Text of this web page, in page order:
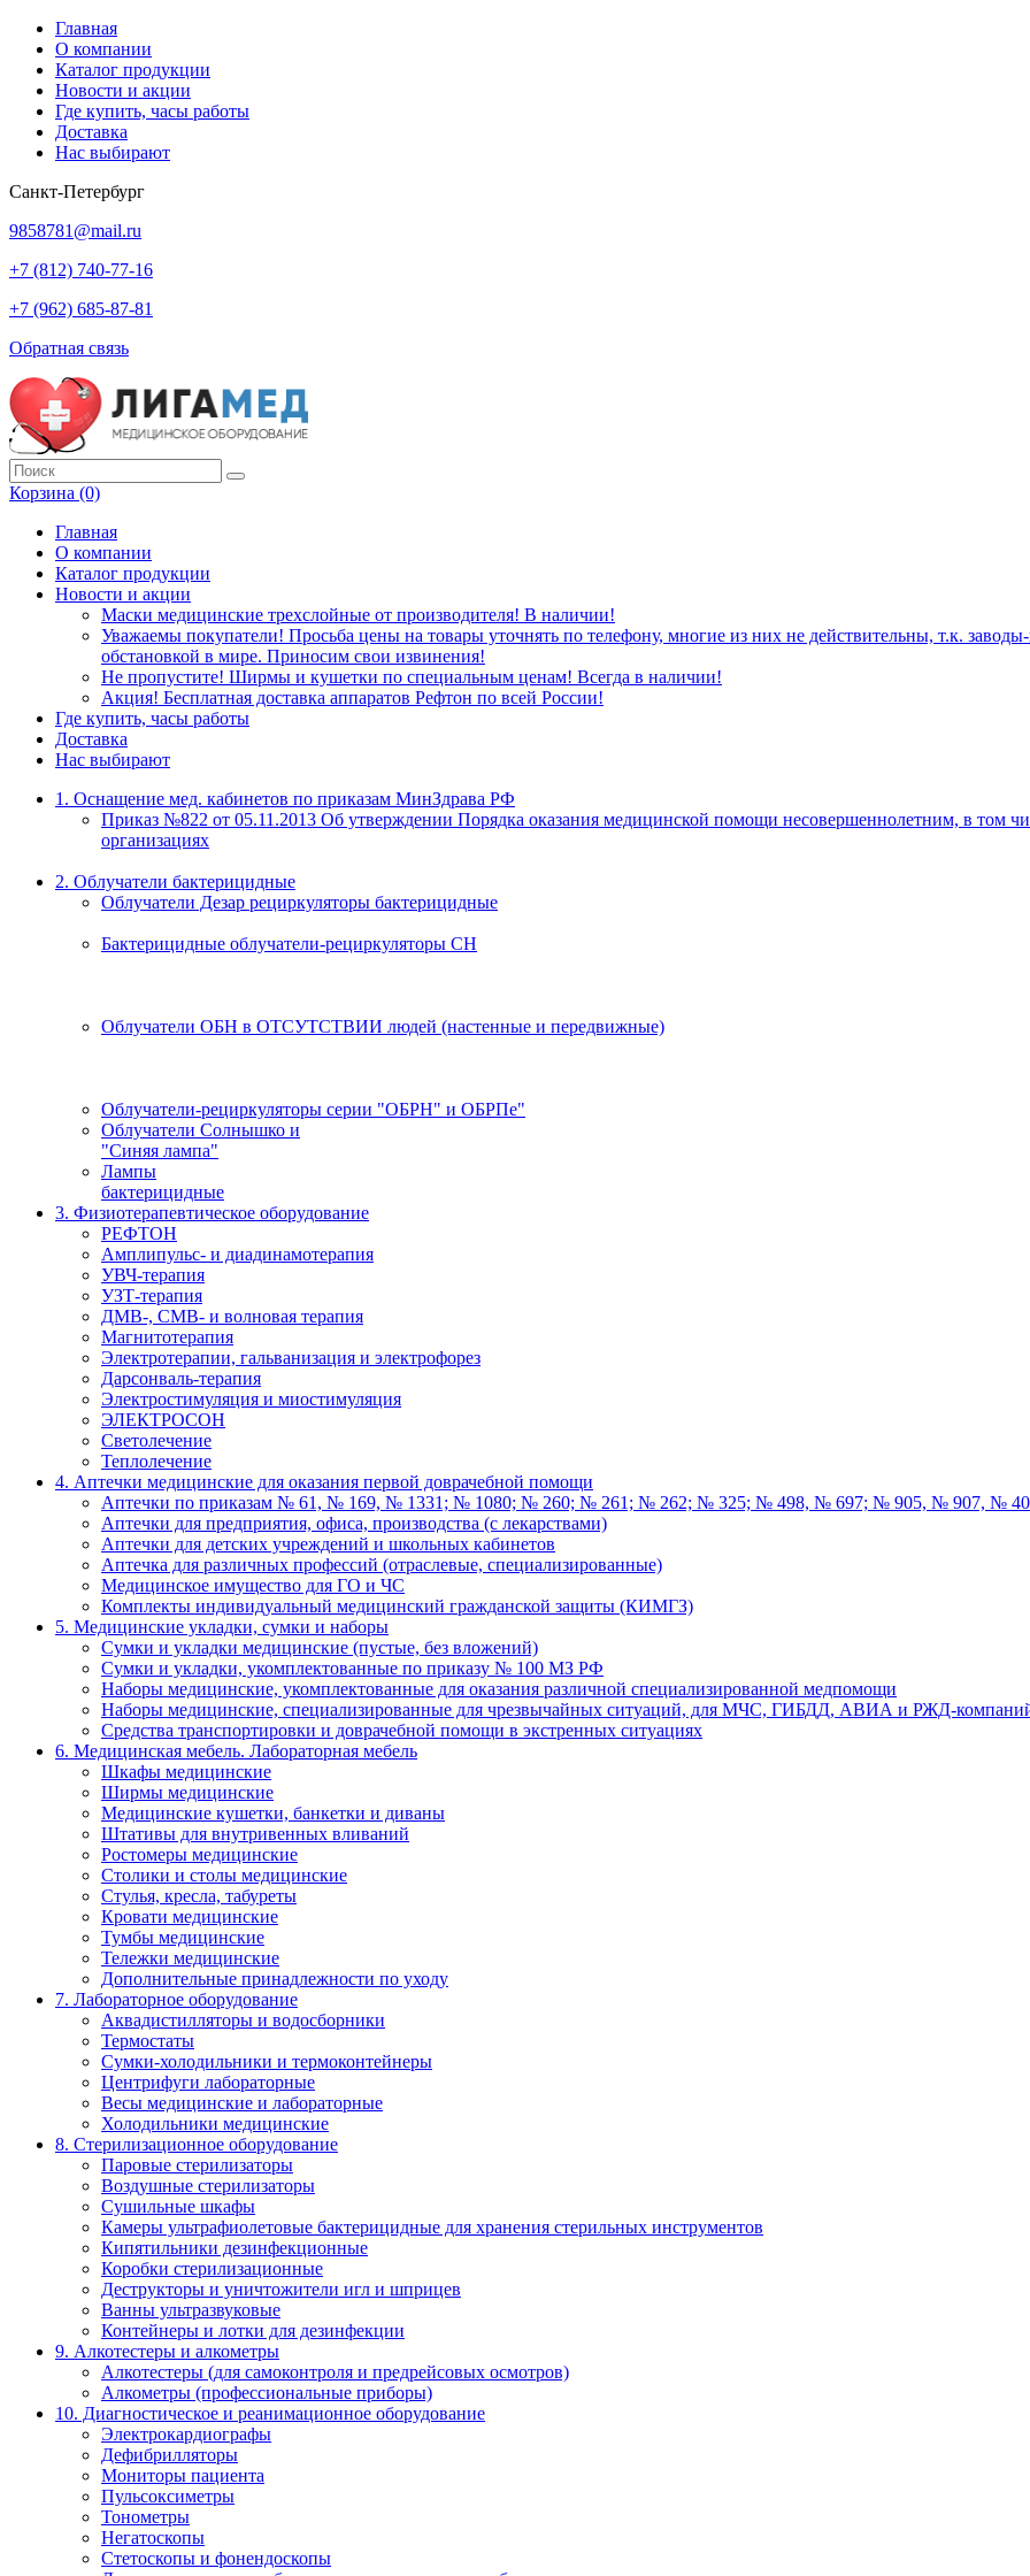
Главная
О компании
Каталог продукции
Новости и акции
Где купить, часы работы
Доставка
Нас выбирают
Санкт-Петербург
9858781@mail.ru
+7 (812) 740-77-16
+7 (962) 685-87-81
Обратная связь
Корзина (0)
Главная
О компании
Каталог продукции
Новости и акции
Маски медицинские трехслойные от производителя! В наличии!
Уважаемы покупатели! Просьба цены на товары уточнять по телефону, многие из них не действительны, т.к.
обстановкой в мире. Приносим свои извинения!
Не пропустите! Ширмы и кушетки по специальным ценам! Всегда в наличии!
Акция! Бесплатная доставка аппаратов Рефтон по всей России!
Где купить, часы работы
Доставка
Нас выбирают
1. Оснащение мед. кабинетов по приказам МинЗдрава РФ
Приказ №822 от 05.11.2013 Об утверждении Порядка оказания медицинской помощи несовершеннолетним, в том
организациях
2. Облучатели бактерицидные
Облучатели Дезар рециркуляторы бактерицидные
Бактерицидные облучатели-рециркуляторы СН
Облучатели ОБН в ОТСУТСТВИИ людей (настенные и передвижные)
Облучатели-рециркуляторы серии "ОБРН" и ОБРПе"
Облучатели Солнышко и
"Синяя лампа"
Лампы
бактерицидные
3. Физиотерапевтическое оборудование
РЕФТОН
Амплипульс- и диадинамотерапия
УВЧ-терапия
УЗТ-терапия
ДМВ-, СМВ- и волновая терапия
Магнитотерапия
Электротерапии, гальванизация и электрофорез
Дарсонваль-терапия
Электростимуляция и миостимуляция
ЭЛЕКТРОСОН
Светолечение
Теплолечение
4. Аптечки медицинские для оказания первой доврачебной помощи
Аптечки по приказам № 61, № 169, № 1331; № 1080; № 260; № 261; № 262; № 325; № 498, № 697; № 905, № 907, №
Аптечки для предприятия, офиса, производства (с лекарствами)
Аптечки для детских учреждений и школьных кабинетов
Аптечка для различных профессий (отраслевые, специализированные)
Медицинское имущество для ГО и ЧС
Комплекты индивидуальный медицинский гражданской защиты (КИМГЗ)
5. Медицинские укладки, сумки и наборы
Сумки и укладки медицинские (пустые, без вложений)
Сумки и укладки, укомплектованные по приказу № 100 МЗ РФ
Наборы медицинские, укомплектованные для оказания различной специализированной медпомощи
Наборы медицинские, специализированные для чрезвычайных ситуаций, для МЧС, ГИБДД, АВИА и РЖД-
Средства транспортировки и доврачебной помощи в экстренных ситуациях
6. Медицинская мебель. Лабораторная мебель
Шкафы медицинские
Ширмы медицинские
Медицинские кушетки, банкетки и диваны
Штативы для внутривенных вливаний
Ростомеры медицинские
Столики и столы медицинские
Стулья, кресла, табуреты
Кровати медицинские
Тумбы медицинские
Тележки медицинские
Дополнительные принадлежности по уходу
7. Лабораторное оборудование
Аквадистилляторы и водосборники
Термостаты
Сумки-холодильники и термоконтейнеры
Центрифуги лабораторные
Весы медицинские и лабораторные
Холодильники медицинские
8. Стерилизационное оборудование
Паровые стерилизаторы
Воздушные стерилизаторы
Сушильные шкафы
Камеры ультрафиолетовые бактерицидные для хранения стерильных инструментов
Кипятильники дезинфекционные
Коробки стерилизационные
Деструкторы и уничтожители игл и шприцев
Ванны ультразвуковые
Контейнеры и лотки для дезинфекции
9. Алкотестеры и алкометры
Алкотестеры (для самоконтроля и предрейсовых осмотров)
Алкометры (профессиональные приборы)
10. Диагностическое и реанимационное оборудование
Электрокардиографы
Дефибрилляторы
Мониторы пациента
Пульсоксиметры
Тонометры
Негатоскопы
Стетоскопы и фонендоскопы